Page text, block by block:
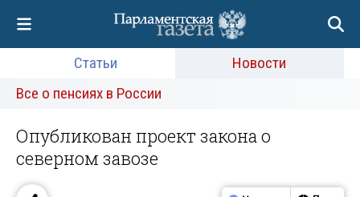
Статьи
Новости
Все о пенсиях в России
Опубликован проект закона о
северном завозе